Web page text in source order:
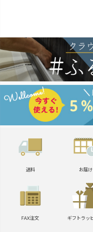
送料 お届け
FAX注文 ギフトラッ